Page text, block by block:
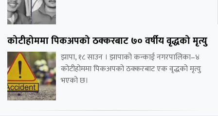
कोटीहोममा पिकअपको ठक्करबाट ७० वर्षीय वृद्धको मृत्यु
झापा, १८ साउन । झापाको कन्काई नगरपालिका–४
कोटीहोममा पिकअपको ठक्करबाट एक वृद्धको मृत्यु
भएको छ।